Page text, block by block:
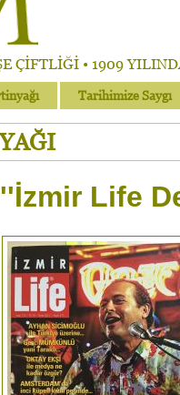
ÇİFTLİĞİ • 1909
Tarihimize Saygı
''İzmir Life